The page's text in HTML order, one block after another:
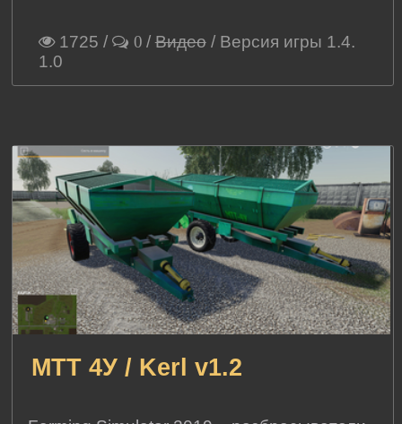
1725 / 0 /Видео/ Версия игры 1.4.
1.0
МТТ 4У / Kerl v1.2